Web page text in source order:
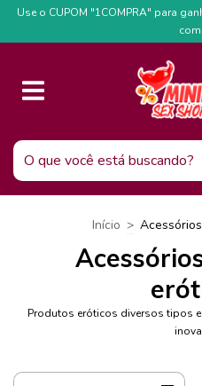
Use o CUPOM "1COMPRA" para
Início >
Produtos eróticos diversos tipos